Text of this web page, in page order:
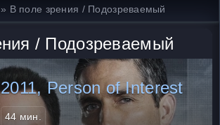
» В поле зрения / Подозреваемый
/ Подозреваемый
2011, Person of Interest
44 мин.